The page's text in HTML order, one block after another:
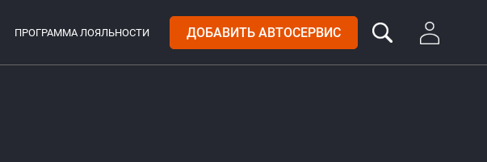
ПРОГРАММА ЛОЯЛЬНОСТИ ДОБАВИТЬ АВТОСЕРВИС